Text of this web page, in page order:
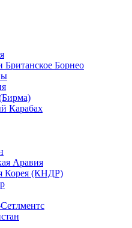
Британское Борнео
Карабах
Аравия
Корея (КНДР)